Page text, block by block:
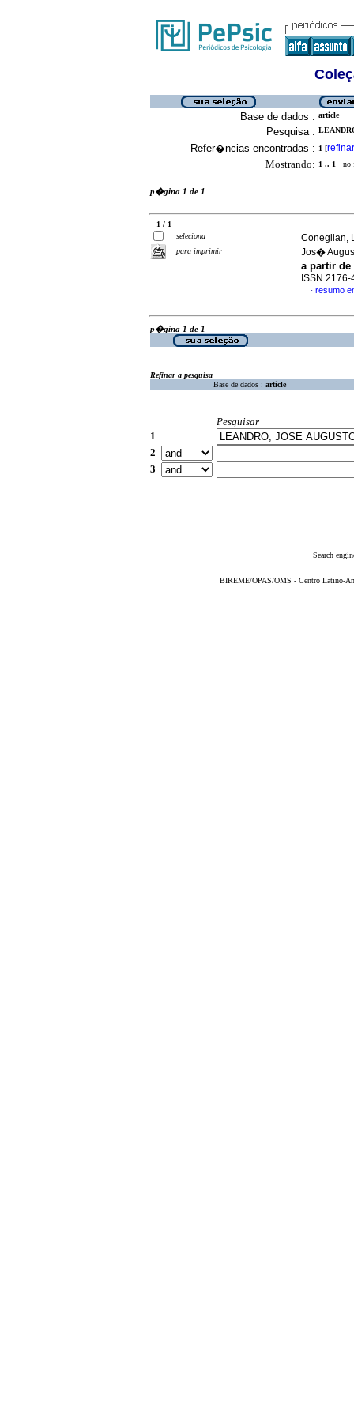
Base de dados : article
Pesquisa :
Refer�ncias encontradas : 1 [refinar
Mostrando: 1 .. 1 no
p�gina 1 de 1
1 / 1
seleciona
para imprimir
Coneglian,
Jos�
a partir
ISSN 2176-
· resumo
p�gina 1 de 1
Refinar a pesquisa
Base de dados : article
Pesquisar
1
2
3
Search
BIREME/OPAS/OMS - Centro Latino-